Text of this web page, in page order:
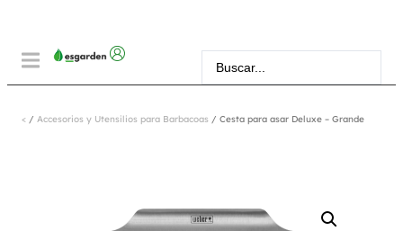
< / Accesorios y Utensilios para Barbacoas / Cesta para asar Deluxe – Grande